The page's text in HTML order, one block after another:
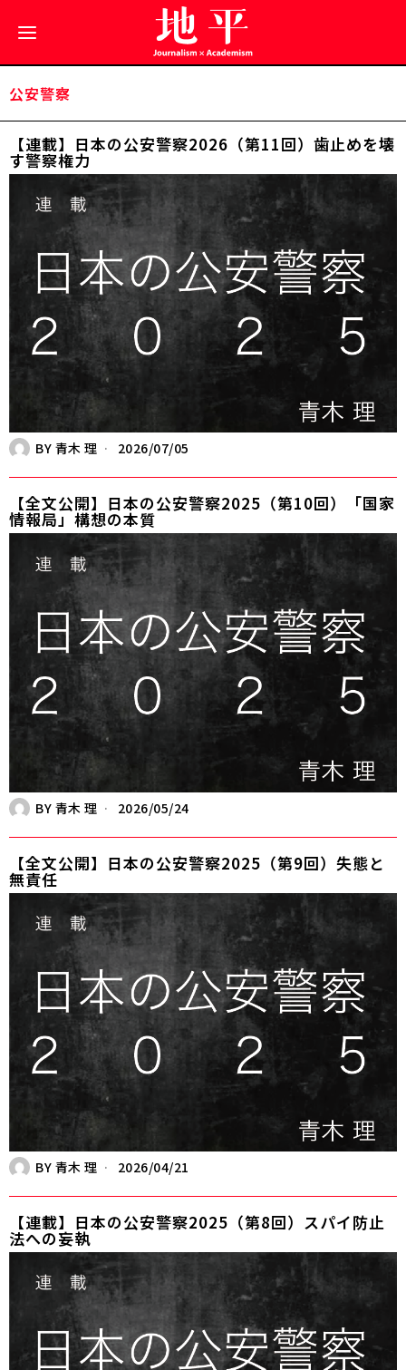
公安警察
【連載】日本の公安警察2026（第11回）歯止めを壊
す警察権力
BY 青木 理 2026/07/05
【全文公開】日本の公安警察2025（第10回）「国家
情報局」構想の本質
BY 青木 理 2026/05/24
【全文公開】日本の公安警察2025（第9回）失態と
無責任
BY 青木 理 2026/04/21
【連載】日本の公安警察2025（第8回）スパイ防止
法への妄執